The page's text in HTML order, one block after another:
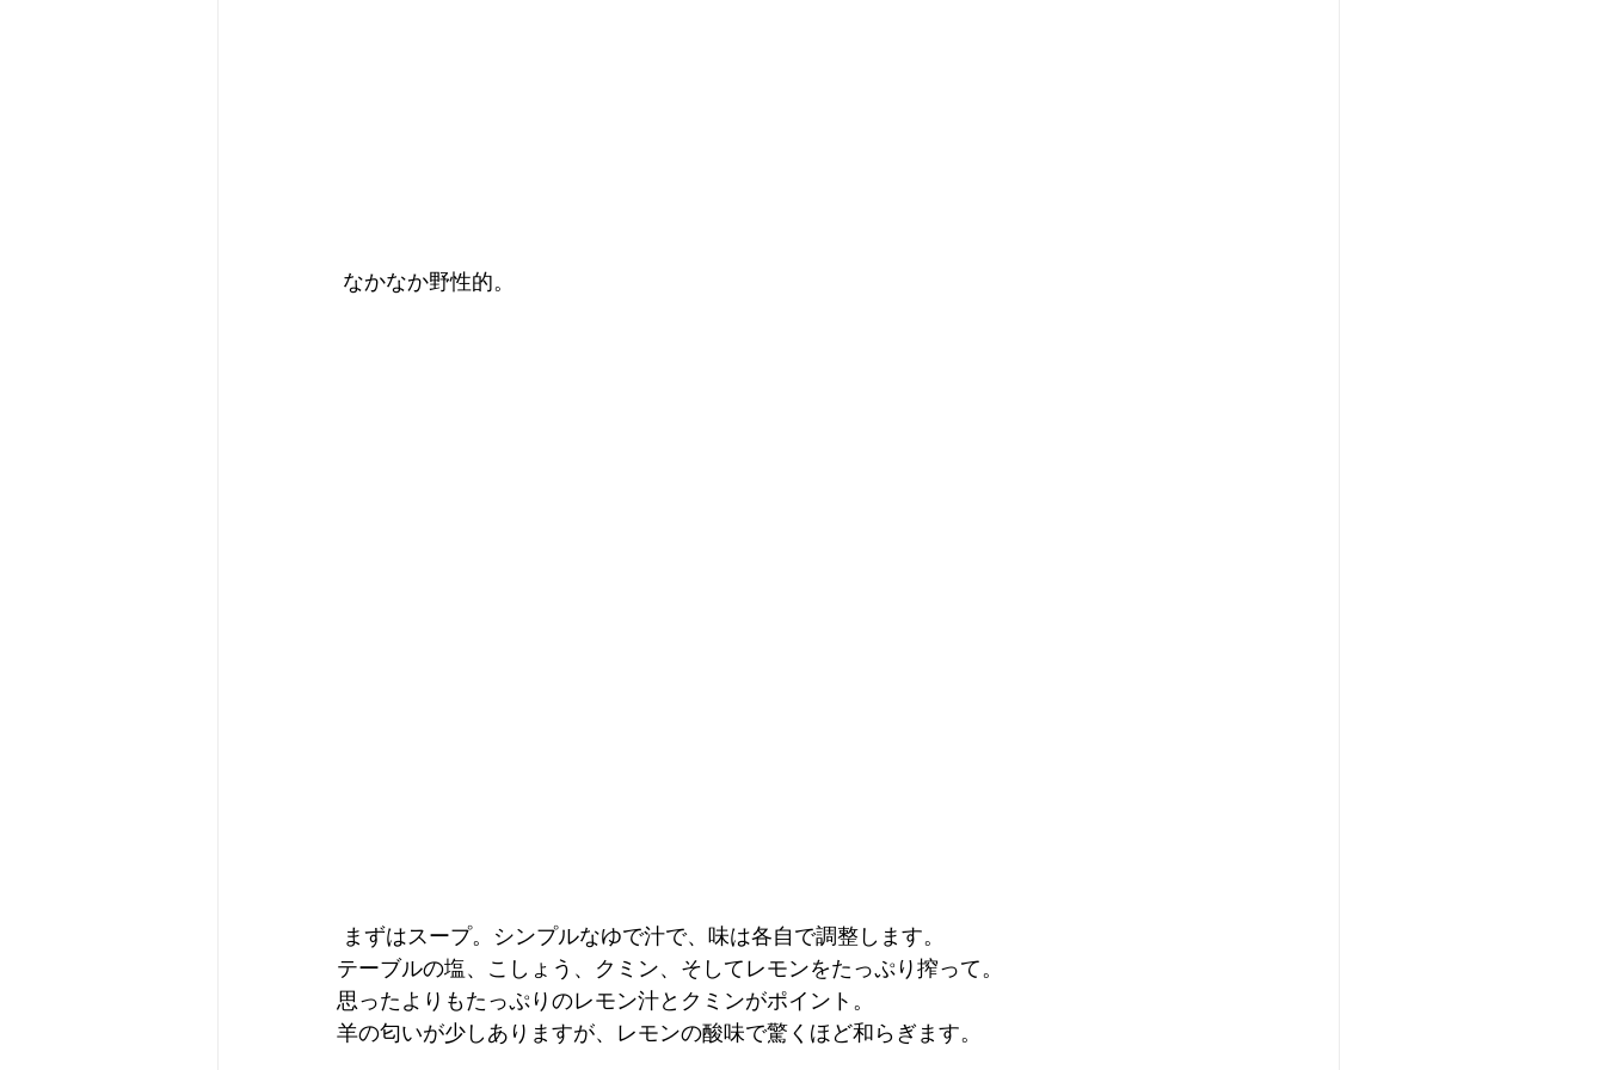
なかなか野性的。
まずはスープ。シンプルなゆで汁で、味は各自で調整します。
テーブルの塩、こしょう、クミン、そしてレモンをたっぷり搾って。
思ったよりもたっぷりのレモン汁とクミンがポイント。
羊の匂いが少しありますが、レモンの酸味で驚くほど和らぎます。